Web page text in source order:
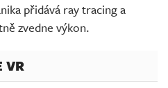
přidává ray tracing a
zvedne výkon.
VR